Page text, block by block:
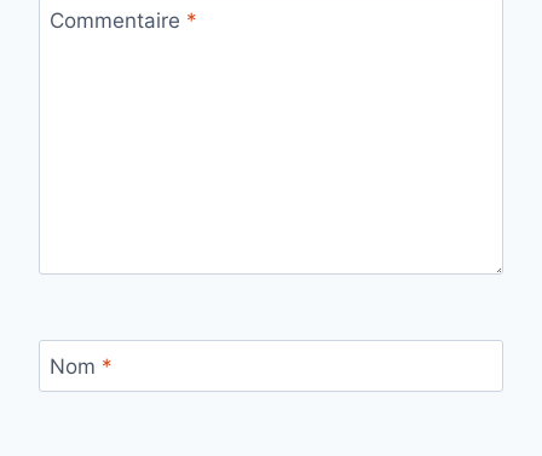
Commentaire *
Nom *